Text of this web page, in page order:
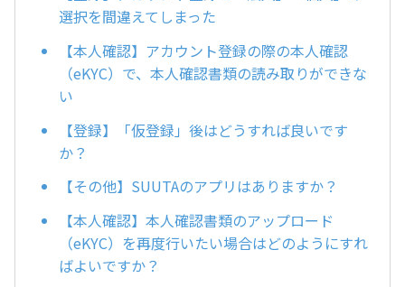
選択を間違えてしまった
【本人確認】アカウント登録の際の本人確認
（eKYC）で、本人確認書類の読み取りができな
い
【登録】「仮登録」後はどうすれば良いです
か？
【その他】SUUTAのアプリはありますか？
【本人確認】本人確認書類のアップロード
（eKYC）を再度行いたい場合はどのようにすれ
ばよいですか？